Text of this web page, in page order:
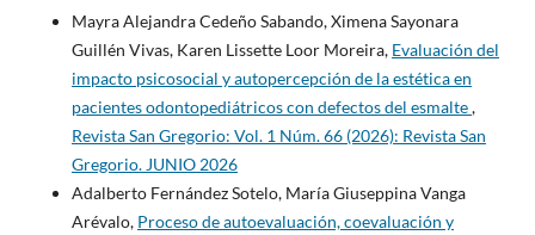
Mayra Alejandra Cedeño Sabando, Ximena Sayonara
Guillén Vivas, Karen Lissette Loor Moreira, Evaluación del
impacto psicosocial y autopercepción de la estética en
pacientes odontopediátricos con defectos del esmalte,
Revista San Gregorio: Vol. 1 Núm. 66 (2026): Revista San
Gregorio. JUNIO 2026
Adalberto Fernández Sotelo, María Giuseppina Vanga
Arévalo, Proceso de autoevaluación, coevaluación y